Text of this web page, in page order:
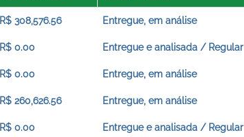
R$ 308,576.56 Entregue, em análise
R$ 0.00 Entregue e analisada / Regular
R$ 0.00 Entregue, em análise
R$ 260,626.56 Entregue, em análise
R$ 0.00 Entregue e analisada / Regular